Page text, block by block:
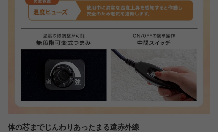
体の芯までじんわりあったまる遠赤外線